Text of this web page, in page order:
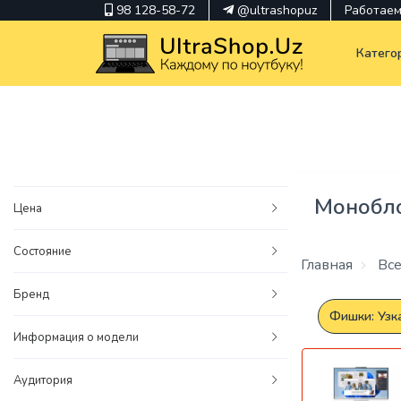
98 128-58-72 @ultrashopuz
kindle
Hp
Цена
Состояние
Бренд
Информация о модели
Аудитория
Главная
Фишки: